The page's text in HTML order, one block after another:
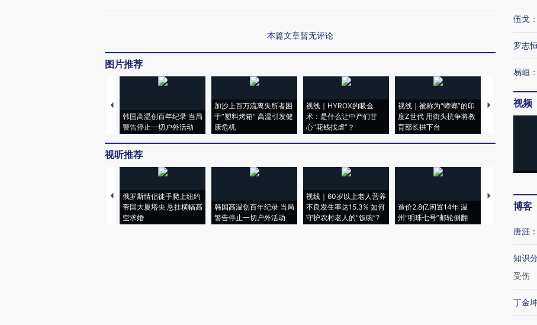
本篇文章暂无评论
图片推荐
韩国高温创百年纪录 当局
警告停止一切户外活动
加沙上百万流离失所者困
于“塑料烤箱” 高温引发健
康危机
视线｜HYROX的吸金
术：是什么让中产们甘
心“花钱找虐”？
视线｜被称为“蟑螂”的印
度Z世代 用街头抗争将教
育部长拱下台
视线｜“入侵”
机”？难民潮
视听推荐
俄罗斯情侣徒手爬上纽约
帝国大厦塔尖 悬挂横幅高
空求婚
韩国高温创百年纪录 当局
警告停止一切户外活动
视线｜60岁以上老人营养
不良发生率达15.3% 如何
守护农村老人的“饭碗”?
造价2.8亿闲置14年 温
州“明珠七号”邮轮侧翻
特朗普出席葬
睡引争议 白宫
伍戈 ：
罗志恒
易峘 ：
视频
博客
唐涯 ：
知识
受伤
丁金坤